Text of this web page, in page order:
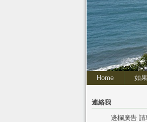
Home 如
連絡我
邊欄廣告